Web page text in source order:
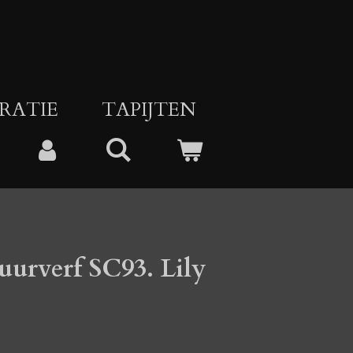
TAPIJTEN
SC93. Lily